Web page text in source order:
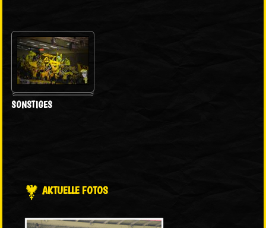
SONSTIGES
AKTUELLE FOTOS